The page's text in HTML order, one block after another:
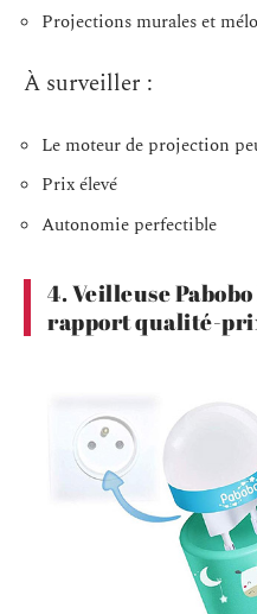
Projections murales et
À surveiller :
Le moteur de projection
Prix élevé
Autonomie perfectible
4. Veilleuse
rapport qualité-